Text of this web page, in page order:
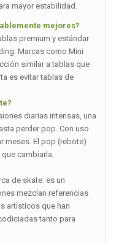
mayor estabilidad.
mejores?
premium y estándar
Marcas como Mini
similar a tablas que
es evitar tablas de
diarias intensas, una
perder pop. Con uso
meses. El pop (rebote)
cambiarla.
de skate: es un
mezclan referencias
artísticos que han
tanto para